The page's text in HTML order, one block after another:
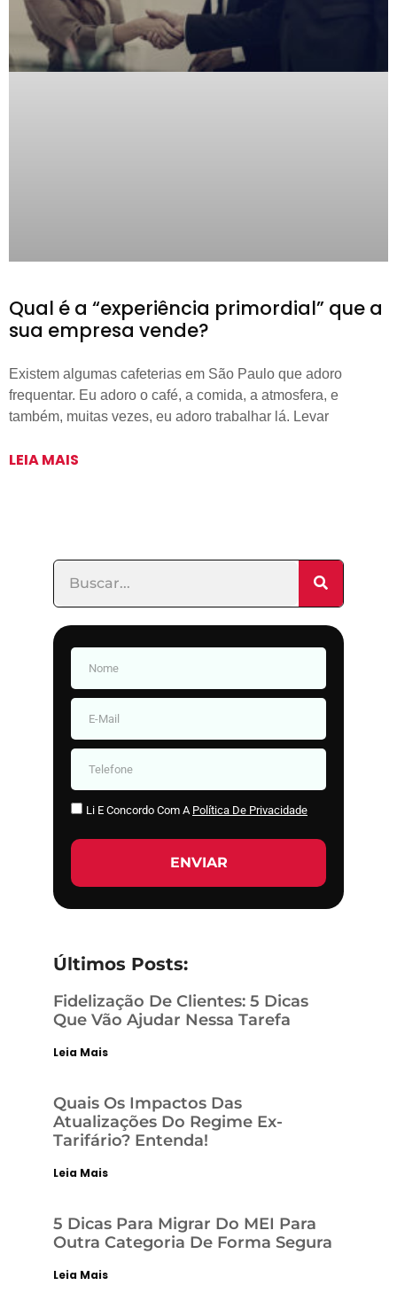
Qual é a “experiência primordial” que a
sua empresa vende?
Existem algumas cafeterias em São Paulo que adoro
frequentar. Eu adoro o café, a comida, a atmosfera, e
também, muitas vezes, eu adoro trabalhar lá. Levar
LEIA MAIS
Li E Concordo Com A Política De Privacidade
ENVIAR
Últimos Posts:
Fidelização De Clientes: 5 Dicas
Que Vão Ajudar Nessa Tarefa
Leia Mais
Quais Os Impactos Das
Atualizações Do Regime Ex-
Tarifário? Entenda!
Leia Mais
5 Dicas Para Migrar Do MEI Para
Outra Categoria De Forma Segura
Leia Mais